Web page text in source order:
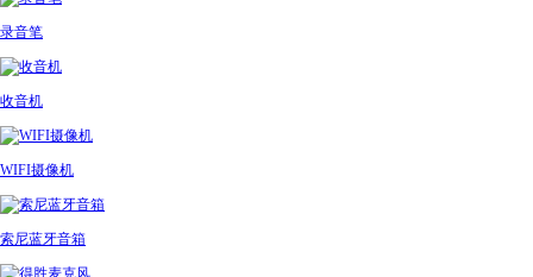
录音笔
收音机
WIFI摄像机
索尼蓝牙音箱